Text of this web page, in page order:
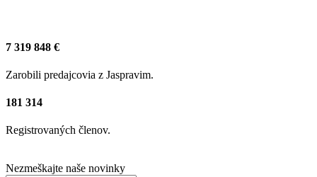
7 319 848 €
Zarobili predajcovia z Jaspravim.
181 314
Registrovaných členov.
Nezmeškajte naše novinky